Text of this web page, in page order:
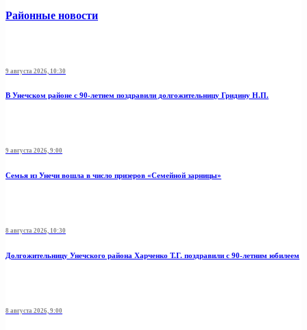
Районные новости
9 августа 2026, 10:30
В Унечском районе с 90-летием поздравили долгожительницу Гридину Н.П.
9 августа 2026, 9:00
Семья из Унечи вошла в число призеров «Семейной зарницы»
8 августа 2026, 10:30
Долгожительницу Унечского района Харченко Т.Г. поздравили с 90-летним юбилеем
8 августа 2026, 9:00